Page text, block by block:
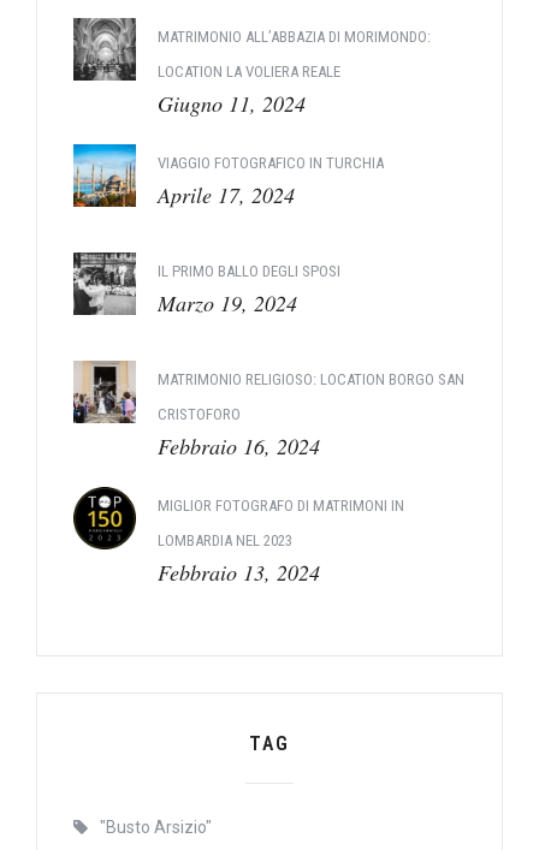
MATRIMONIO ALL’ABBAZIA DI MORIMONDO:
LOCATION LA VOLIERA REALE
Giugno 11, 2024
VIAGGIO FOTOGRAFICO IN TURCHIA
Aprile 17, 2024
IL PRIMO BALLO DEGLI SPOSI
Marzo 19, 2024
MATRIMONIO RELIGIOSO: LOCATION BORGO SAN
CRISTOFORO
Febbraio 16, 2024
MIGLIOR FOTOGRAFO DI MATRIMONI IN
LOMBARDIA NEL 2023
Febbraio 13, 2024
TAG
"Busto Arsizio"